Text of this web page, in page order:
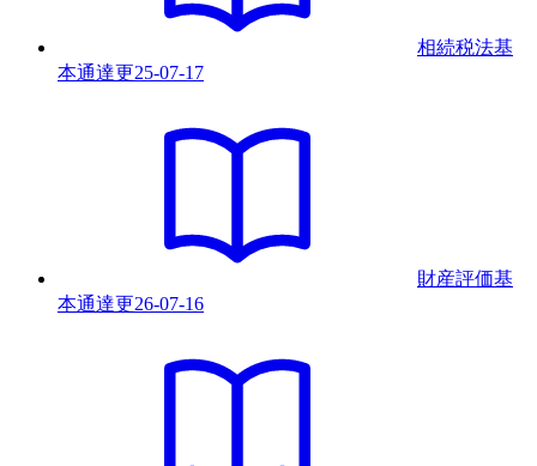
相続税法基
本通達更25-07-17
財産評価基
本通達更26-07-16